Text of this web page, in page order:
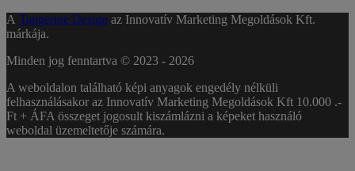
A Tangerine Design az Innovatív Marketing Megoldások Kft.
márkája.
Minden jog fenntartva © 2023 - 2026
A weboldalon található képi anyagok engedély nélküli
felhasználásakor az Innovatív Marketing Megoldások Kft 10.000 .-
Ft + ÁFA összeget jogosult kiszámlázni a képeket használó
weboldal üzemeltetője számára.